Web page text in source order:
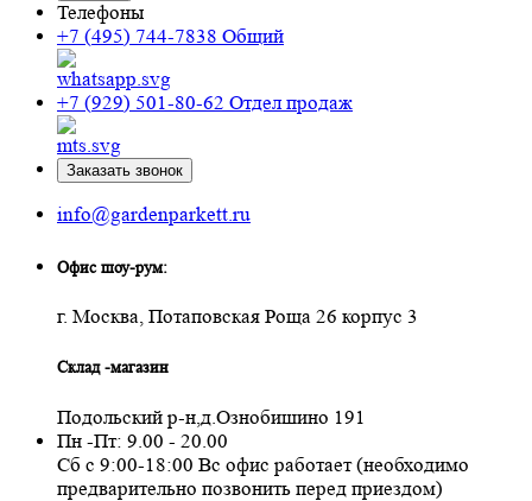
Телефоны
+7 (495) 744-7838 Общий
+7 (929) 501-80-62 Отдел продаж
Заказать звонок
info@gardenparkett.ru
Офис шоу-рум:
г. Москва, Потаповская Роща 26 корпус 3
Склад -магазин
Подольский р-н,д.Ознобишино 191
Пн -Пт: 9.00 - 20.00
Сб с 9:00-18:00 Вс офис работает (необходимо
предварительно позвонить перед приездом)